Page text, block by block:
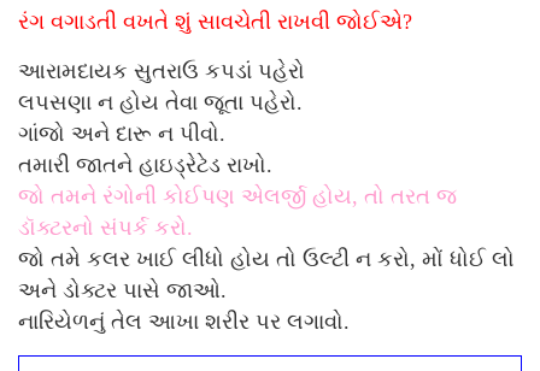
રંગ વગાડતી વખતે શું સાવચેતી રાખવી જોઈએ?
આરામદાયક સુતરાઉ કપડાં પહેરો
લપસણા ન હોય તેવા જૂતા પહેરો.
ગાંજો અને દારૂ ન પીવો.
તમારી જાતને હાઇડ્રેટેડ રાખો.
જો તમને રંગોની કોઈપણ એલર્જી હોય, તો તરત જ
ડૉક્ટરનો સંપર્ક કરો.
જો તમે કલર ખાઈ લીધો હોય તો ઉલ્ટી ન કરો, મોં ધોઈ લો
અને ડોક્ટર પાસે જાઓ.
નારિયેળનું તેલ આખા શરીર પર લગાવો.